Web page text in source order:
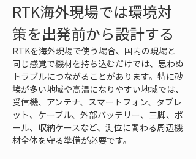
RTK海外現場では環境対
策を出発前から設計する
RTKを海外現場で使う場合、国内の現場と
同じ感覚で機材を持ち込むだけでは、思わぬ
トラブルにつながることがあります。特に砂
埃が多い地域や高温になりやすい地域では、
受信機、アンテナ、スマートフォン、タブレ
ット、ケーブル、外部バッテリー、三脚、ポ
ール、収納ケースなど、測位に関わる周辺機
材全体を守る準備が必要です。